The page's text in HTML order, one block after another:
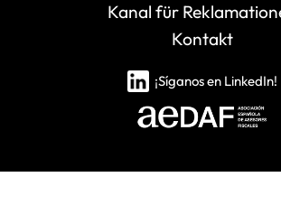
Kanal für
Kontakt
¡Síganos en LinkedIn!